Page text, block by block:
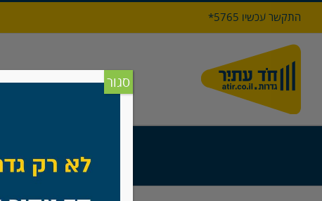
לתוכןהתקשר עכשיו 5765*
דף סגור